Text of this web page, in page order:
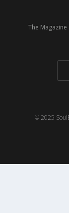
The Magazine
© 2025